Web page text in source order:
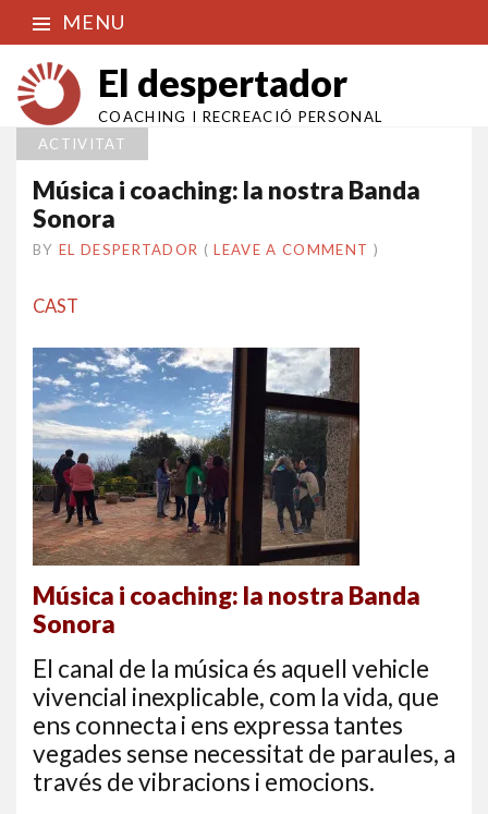
MENU
El despertador
COACHING I RECREACIÓ PERSONAL
ACTIVITAT
Música i coaching: la nostra Banda
Sonora
BY EL DESPERTADOR ON
28
•(LEAVE A COMMENT )
CAST
Música i coaching: la nostra Banda
Sonora
El canal de la música és aquell vehicle
vivencial inexplicable, com la vida, que
ens connecta i ens expressa tantes
vegades sense necessitat de paraules, a
través de vibracions i emocions.